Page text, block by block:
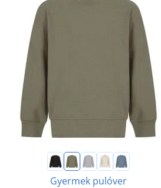
Gyermek pulóver